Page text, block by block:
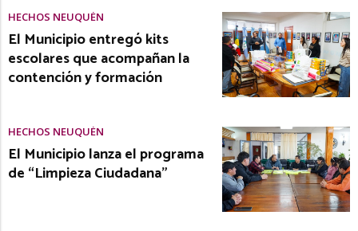
HECHOS NEUQUÉN
El Municipio entregó kits
escolares que acompañan la
contención y formación
HECHOS NEUQUÉN
El Municipio lanza el programa
de “Limpieza Ciudadana”